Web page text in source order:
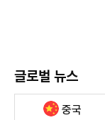
글로벌 뉴스
중국